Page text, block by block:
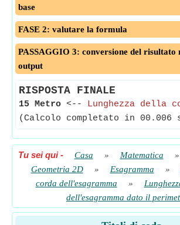
base
FASE 2: valutare la formula
PASSAGGIO 3: conversione del risultato
output
RISPOSTA FINALE
15 Metro <-- Lunghezza della
(Calcolo completato in 00.006
Tu sei qui- Casa » Matematica »
Geometria 2D
» Esagramma »
corda dell'esagramma
»
dell'esagramma dato il